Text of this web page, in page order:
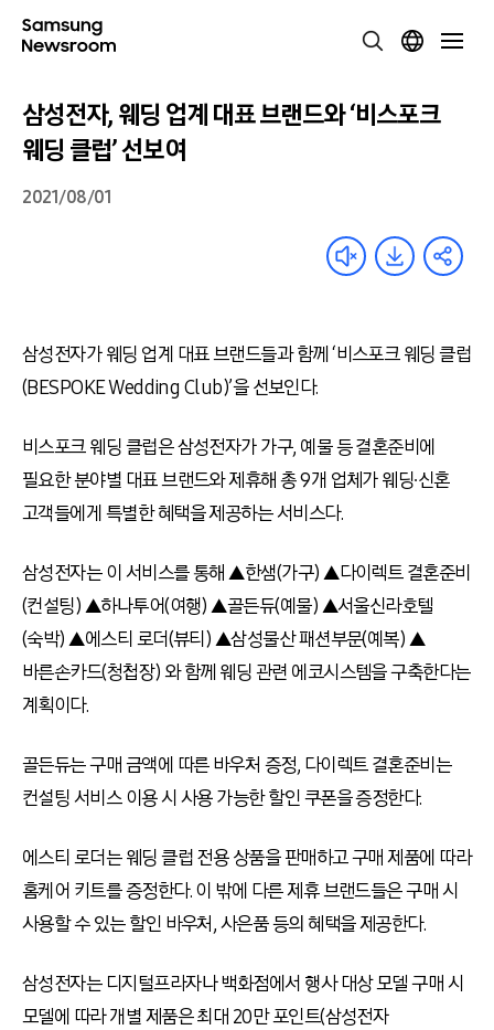
삼성전자, 웨딩 업계 대표 브랜드와 ‘비스포크
웨딩 클럽’ 선보여
2021/08/01
삼성전자가 웨딩 업계 대표 브랜드들과 함께 ‘비스포크 웨딩 클럽
(BESPOKE Wedding Club)’을 선보인다.
비스포크 웨딩 클럽은 삼성전자가 가구, 예물 등 결혼준비에
필요한 분야별 대표 브랜드와 제휴해 총 9개 업체가 웨딩∙신혼
고객들에게 특별한 혜택을 제공하는 서비스다.
삼성전자는 이 서비스를 통해 ▲한샘(가구) ▲다이렉트 결혼준비
(컨설팅) ▲하나투어(여행) ▲골든듀(예물) ▲서울신라호텔
(숙박) ▲에스티 로더(뷰티) ▲삼성물산 패션부문(예복) ▲
바른손카드(청첩장) 와 함께 웨딩 관련 에코시스템을 구축한다는
계획이다.
골든듀는 구매 금액에 따른 바우처 증정, 다이렉트 결혼준비는
컨설팅 서비스 이용 시 사용 가능한 할인 쿠폰을 증정한다.
에스티 로더는 웨딩 클럽 전용 상품을 판매하고 구매 제품에 따라
홈케어 키트를 증정한다. 이 밖에 다른 제휴 브랜드들은 구매 시
사용할 수 있는 할인 바우처, 사은품 등의 혜택을 제공한다.
삼성전자는 디지털프라자나 백화점에서 행사 대상 모델 구매 시
모델에 따라 개별 제품은 최대 20만 포인트(삼성전자